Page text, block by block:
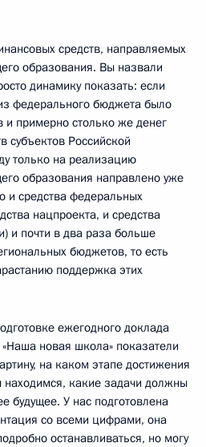
средств, направляемых
образования. Вы назвали
динамику показать: если
федерального бюджета было
примерно столько же денег
субъектов Российской
только на реализацию
образования направлено уже
и средства федеральных
нацпроекта, и средства
и почти в два раза больше
бюджетов, то есть
поддержка этих
ежегодного доклада
новая школа» показатели
на каком этапе достижения
какие задачи должны
У нас подготовлена
со всеми цифрами, она
останавливаться, но могу